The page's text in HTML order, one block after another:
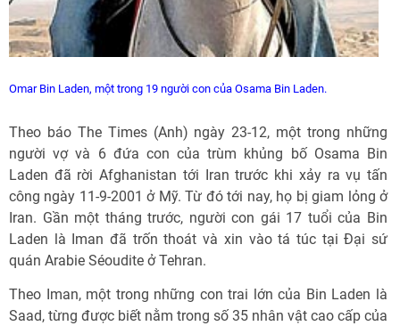
Omar Bin Laden, một trong 19 người con của Osama Bin Laden.
Theo báo The Times (Anh) ngày 23-12, một trong những
người vợ và 6 đứa con của trùm khủng bố Osama Bin
Laden đã rời Afghanistan tới Iran trước khi xảy ra vụ tấn
công ngày 11-9-2001 ở Mỹ. Từ đó tới nay, họ bị giam lỏng ở
Iran. Gần một tháng trước, người con gái 17 tuổi của Bin
Laden là Iman đã trốn thoát và xin vào tá túc tại Đại sứ
quán Arabie Séoudite ở Tehran.
Theo Iman, một trong những con trai lớn của Bin Laden là
Saad, từng được biết nằm trong số 35 nhân vật cao cấp của